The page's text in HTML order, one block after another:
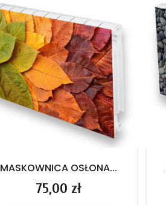
MASKOWNICA OSŁONA...
Cena
75,00 zł